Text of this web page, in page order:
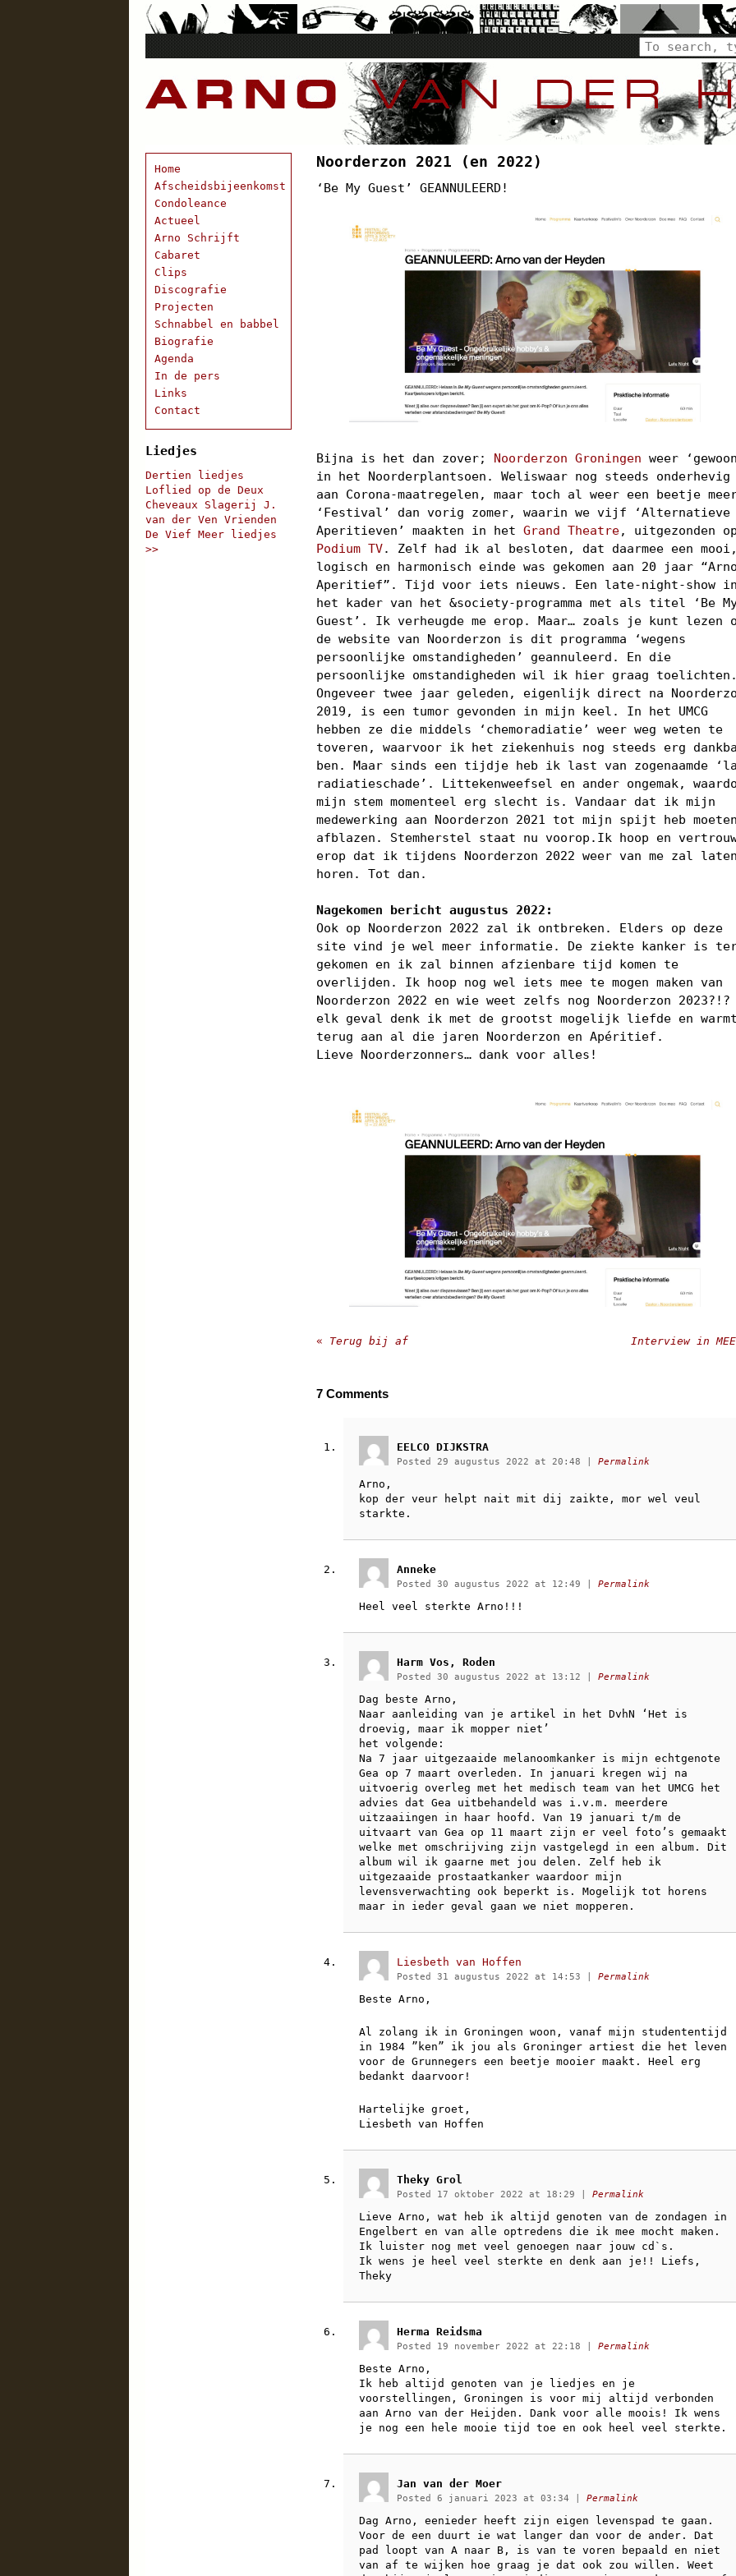
Home
Afscheidsbijeenkomst
Condoleance
Actueel
Arno Schrijft
Cabaret
Clips
Discografie
Projecten
Schnabbel en babbel
Biografie
Agenda
In de pers
Links
Contact
Liedjes
Dertien liedjes
Loflied op de Deux
Cheveaux
Slagerij J.
van der Ven Vrienden
De Vief Meer liedjes
>>
Noorderzon 2021 (en 2022)
‘Be My Guest’ GEANNULEERD!
Bijna is het dan zover; Noorderzon Groningen weer
in het Noorderplantsoen. Weliswaar nog steeds onderhevig
aan Corona-maatregelen, maar toch al weer een beetje
‘Festival’ dan vorig zomer, waarin we vijf ‘Alternatieve
Aperitieven’ maakten in hetGrand Theatre, uitgezonden
Podium TV. Zelf had ik al besloten, dat daarmee een
logisch en harmonisch einde was gekomen aan 20 jaar
Aperitief”. Tijd voor iets nieuws. Een late-night-show
het kader van het &society-programma met als titel ‘Be
Guest’. Ik verheugde me erop. Maar… zoals je kunt lezen
de website van Noorderzon is dit programma ‘wegens
persoonlijke omstandigheden’ geannuleerd. En die
persoonlijke omstandigheden wil ik hier graag
Ongeveer twee jaar geleden, eigenlijk direct na
2019, is een tumor gevonden in mijn keel. In het UMCG
hebben ze die middels ‘chemoradiatie’ weer weg weten te
toveren, waarvoor ik het ziekenhuis nog steeds erg
ben. Maar sinds een tijdje heb ik last van zogenaamde
radiatieschade’. Littekenweefsel en ander ongemak,
mijn stem momenteel erg slecht is. Vandaar dat ik mijn
medewerking aan Noorderzon 2021 tot mijn spijt heb
afblazen. Stemherstel staat nu voorop.Ik hoop en
erop dat ik tijdens Noorderzon 2022 weer van me zal
horen. Tot dan.
Nagekomen bericht augustus 2022:
Ook op Noorderzon 2022 zal ik ontbreken. Elders op deze
site vind je wel meer informatie. De ziekte kanker is
gekomen en ik zal binnen afzienbare tijd komen te
overlijden. Ik hoop nog wel iets mee te mogen maken van
Noorderzon 2022 en wie weet zelfs nog Noorderzon
elk geval denk ik met de grootst mogelijk liefde en
terug aan al die jaren Noorderzon en Apéritief.
Lieve Noorderzonners… dank voor alles!
« Terug bij af Interview in
7 Comments
EELCO DIJKSTRA
Posted 29 augustus 2022 at 20:48 Permalink
Arno,
kop der veur helpt nait mit dij zaikte, mor wel veul
starkte.
Anneke
Posted 30 augustus 2022 at 12:49 Permalink
Heel veel sterkte Arno!!!
Harm Vos, Roden
Posted 30 augustus 2022 at 13:12 Permalink
Dag beste Arno,
Naar aanleiding van je artikel in het DvhN ‘Het is
droevig, maar ik mopper niet’
het volgende:
Na 7 jaar uitgezaaide melanoomkanker is mijn echtgenote
Gea op 7 maart overleden. In januari kregen wij na
uitvoerig overleg met het medisch team van het UMCG het
advies dat Gea uitbehandeld was i.v.m. meerdere
uitzaaiingen in haar hoofd. Van 19 januari t/m de
uitvaart van Gea op 11 maart zijn er veel foto’s gemaakt
welke met omschrijving zijn vastgelegd in een album. Dit
album wil ik gaarne met jou delen. Zelf heb ik
uitgezaaide prostaatkanker waardoor mijn
levensverwachting ook beperkt is. Mogelijk tot horens
maar in ieder geval gaan we niet mopperen.
Liesbeth van Hoffen
Posted 31 augustus 2022 at 14:53 Permalink
Beste Arno,
Al zolang ik in Groningen woon, vanaf mijn studententijd
in 1984 ”ken” ik jou als Groninger artiest die het leven
voor de Grunnegers een beetje mooier maakt. Heel erg
bedankt daarvoor!
Hartelijke groet,
Liesbeth van Hoffen
Theky Grol
Posted 17 oktober 2022 at 18:29 Permalink
Lieve Arno, wat heb ik altijd genoten van de zondagen in
Engelbert en van alle optredens die ik mee mocht maken.
Ik luister nog met veel genoegen naar jouw cd`s.
Ik wens je heel veel sterkte en denk aan je!! Liefs,
Theky
Herma Reidsma
Posted 19 november 2022 at 22:18 Permalink
Beste Arno,
Ik heb altijd genoten van je liedjes en je
voorstellingen, Groningen is voor mij altijd verbonden
aan Arno van der Heijden. Dank voor alle moois! Ik wens
je nog een hele mooie tijd toe en ook heel veel sterkte.
Jan van der Moer
Posted 6 januari 2023 at 03:34 Permalink
Dag Arno, eenieder heeft zijn eigen levenspad te gaan.
Voor de een duurt ie wat langer dan voor de ander. Dat
pad loopt van A naar B, is van te voren bepaald en niet
van af te wijken hoe graag je dat ook zou willen. Weet